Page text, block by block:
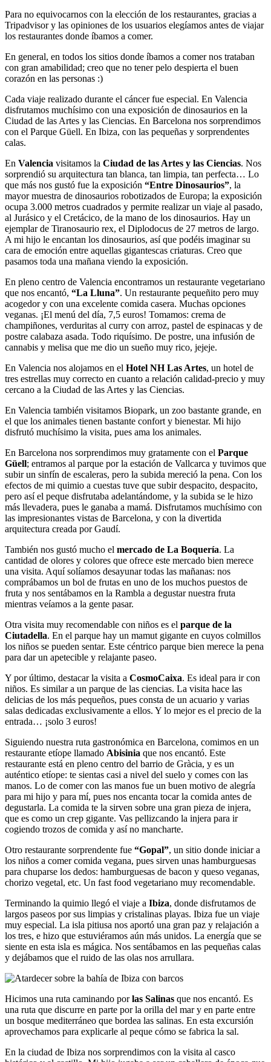
Para no equivocarnos con la elección de los restaurantes, gracias a
Tripadvisor y las opiniones de los usuarios elegíamos antes de viajar
los restaurantes donde íbamos a comer.
En general, en todos los sitios donde íbamos a comer nos trataban
con gran amabilidad; creo que no tener pelo despierta el buen
corazón en las personas :)
Cada viaje realizado durante el cáncer fue especial. En Valencia
disfrutamos muchísimo con una exposición de dinosaurios en la
Ciudad de las Artes y las Ciencias. En Barcelona nos sorprendimos
con el Parque Güell. En Ibiza, con las pequeñas y sorprendentes
calas.
En Valencia visitamos la Ciudad de las Artes y las Ciencias. Nos
sorprendió su arquitectura tan blanca, tan limpia, tan perfecta… Lo
que más nos gustó fue la exposición “Entre Dinosaurios”, la
mayor muestra de dinosaurios robotizados de Europa; la exposición
ocupa 3.000 metros cuadrados y permite realizar un viaje al pasado,
al Jurásico y el Cretácico, de la mano de los dinosaurios. Hay un
ejemplar de Tiranosaurio rex, el Diplodocus de 27 metros de largo.
A mi hijo le encantan los dinosaurios, así que podéis imaginar su
cara de emoción entre aquellas gigantescas criaturas. Creo que
pasamos toda una mañana viendo la exposición.
En pleno centro de Valencia encontramos un restaurante vegetariano
que nos encantó, “La Lluna”. Un restaurante pequeñito pero muy
acogedor y con una excelente comida casera. Muchas opciones
veganas. ¡El menú del día, 7,5 euros! Tomamos: crema de
champiñones, verduritas al curry con arroz, pastel de espinacas y de
postre calabaza asada. Todo riquísimo. De postre, una infusión de
cannabis y melisa que me dio un sueño muy rico, jejeje.
En Valencia nos alojamos en el Hotel NH Las Artes, un hotel de
tres estrellas muy correcto en cuanto a relación calidad-precio y muy
cercano a la Ciudad de las Artes y las Ciencias.
En Valencia también visitamos Biopark, un zoo bastante grande, en
el que los animales tienen bastante confort y bienestar. Mi hijo
disfrutó muchísimo la visita, pues ama los animales.
En Barcelona nos sorprendimos muy gratamente con el Parque
Güell; entramos al parque por la estación de Vallcarca y tuvimos que
subir un sinfín de escaleras, pero la subida mereció la pena. Con los
efectos de mi quimio a cuestas tuve que subir despacito, despacito,
pero así el peque disfrutaba adelantándome, y la subida se le hizo
más llevadera, pues le ganaba a mamá. Disfrutamos muchísimo con
las impresionantes vistas de Barcelona, y con la divertida
arquitectura creada por Gaudí.
También nos gustó mucho el mercado de La Boquería. La
cantidad de olores y colores que ofrece este mercado bien merece
una visita. Aquí solíamos desayunar todas las mañanas: nos
comprábamos un bol de frutas en uno de los muchos puestos de
fruta y nos sentábamos en la Rambla a degustar nuestra fruta
mientras veíamos a la gente pasar.
Otra visita muy recomendable con niños es el parque de la
Ciutadella. En el parque hay un mamut gigante en cuyos colmillos
los niños se pueden sentar. Este céntrico parque bien merece la pena
para dar un apetecible y relajante paseo.
Y por último, destacar la visita a CosmoCaixa. Es ideal para ir con
niños. Es similar a un parque de las ciencias. La visita hace las
delicias de los más pequeños, pues consta de un acuario y varias
salas dedicadas exclusivamente a ellos. Y lo mejor es el precio de la
entrada… ¡solo 3 euros!
Siguiendo nuestra ruta gastronómica en Barcelona, comimos en un
restaurante etíope llamado Abisinia que nos encantó. Este
restaurante está en pleno centro del barrio de Gràcia, y es un
auténtico etíope: te sientas casi a nivel del suelo y comes con las
manos. Lo de comer con las manos fue un buen motivo de alegría
para mi hijo y para mí, pues nos encanta tocar la comida antes de
degustarla. La comida te la sirven sobre una gran pieza de injera,
que es como un crep gigante. Vas pellizcando la injera para ir
cogiendo trozos de comida y así no mancharte.
Otro restaurante sorprendente fue “Gopal”, un sitio donde iniciar a
los niños a comer comida vegana, pues sirven unas hamburguesas
para chuparse los dedos: hamburguesas de bacon y queso veganas,
chorizo vegetal, etc. Un fast food vegetariano muy recomendable.
Terminando la quimio llegó el viaje a Ibiza, donde disfrutamos de
largos paseos por sus limpias y cristalinas playas. Ibiza fue un viaje
muy especial. La isla pitiusa nos aportó una gran paz y relajación a
los tres, e hizo que estuviéramos aún más unidos. La energía que se
siente en esta isla es mágica. Nos sentábamos en las pequeñas calas
y dejábamos que el ruido de las olas nos arrullara.
Hicimos una ruta caminando porlas Salinas que nos encantó. Es
una ruta que discurre en parte por la orilla del mar y en parte entre
un bosque mediterráneo que bordea las salinas. En esta excursión
aprovechamos para explicarle al peque cómo se fabrica la sal.
En la ciudad de Ibiza nos sorprendimos con la visita al casco